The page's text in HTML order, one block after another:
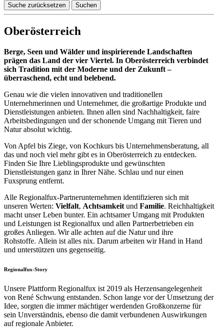
Suche zurücksetzen Suchen
Oberösterreich
Berge, Seen und Wälder und inspirierende Landschaften
prägen das Land der vier Viertel. In Oberösterreich verbindet
sich Tradition mit der Moderne und der Zukunft –
überraschend, echt und belebend.
Genau wie die vielen innovativen und traditionellen
Unternehmerinnen und Unternehmer, die großartige Produkte und
Dienstleistungen anbieten. Ihnen allen sind Nachhaltigkeit, faire
Arbeitsbedingungen und der schonende Umgang mit Tieren und
Natur absolut wichtig.
Von Apfel bis Ziege, von Kochkurs bis Unternehmensberatung, all
das und noch viel mehr gibt es in Oberösterreich zu entdecken.
Finden Sie Ihre Lieblingsprodukte und gewünschten
Dienstleistungen ganz in Ihrer Nähe. Schlau und nur einen
Fuxsprung entfernt.
Alle Regionalfux-Partnerunternehmen identifizieren sich mit
unseren Werten: Vielfalt, Achtsamkeit und Familie. Reichhaltigkeit
macht unser Leben bunter. Ein achtsamer Umgang mit Produkten
und Leistungen ist Regionalfux und allen Partnerbetrieben ein
großes Anliegen. Wir alle achten auf die Natur und ihre
Rohstoffe. Allein ist alles nix. Darum arbeiten wir Hand in Hand
und unterstützen uns gegenseitig.
Regionalfux-Story
Unsere Plattform Regionalfux ist 2019 als Herzensangelegenheit
von René Schwung entstanden. Schon lange vor der Umsetzung der
Idee, sorgten die immer mächtiger werdenden Großkonzerne für
sein Unverständnis, ebenso die damit verbundenen Auswirkungen
auf regionale Anbieter.